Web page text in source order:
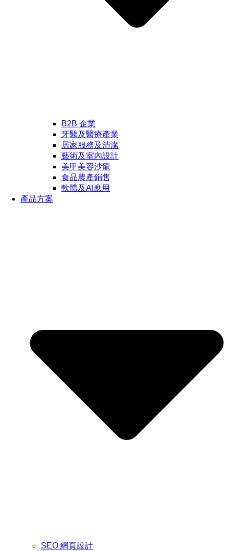
B2B 企業
牙醫及醫療產業
居家服務及清潔
藝術及室內設計
美甲美容沙龍
食品農產銷售
軟體及AI應用
產品方案
SEO 網頁設計